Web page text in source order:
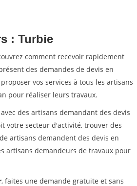
: Turbie
comment recevoir rapidement
des demandes de devis en
vos services à tous les artisans
pour réaliser leurs travaux.
des artisans demandant des devis
votre secteur d'activité, trouver des
artisans demandent des devis en
artisans demandeurs de travaux pour
, faites une demande gratuite et sans